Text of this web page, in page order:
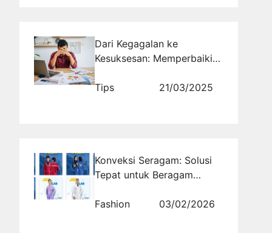
Dari Kegagalan ke
Kesuksesan: Memperbaiki
untuk Hasil yang Lebih Baik
Tips 21/03/2025
Konveksi Seragam: Solusi
Tepat untuk Beragam
dan Custom
Fashion 03/02/2026